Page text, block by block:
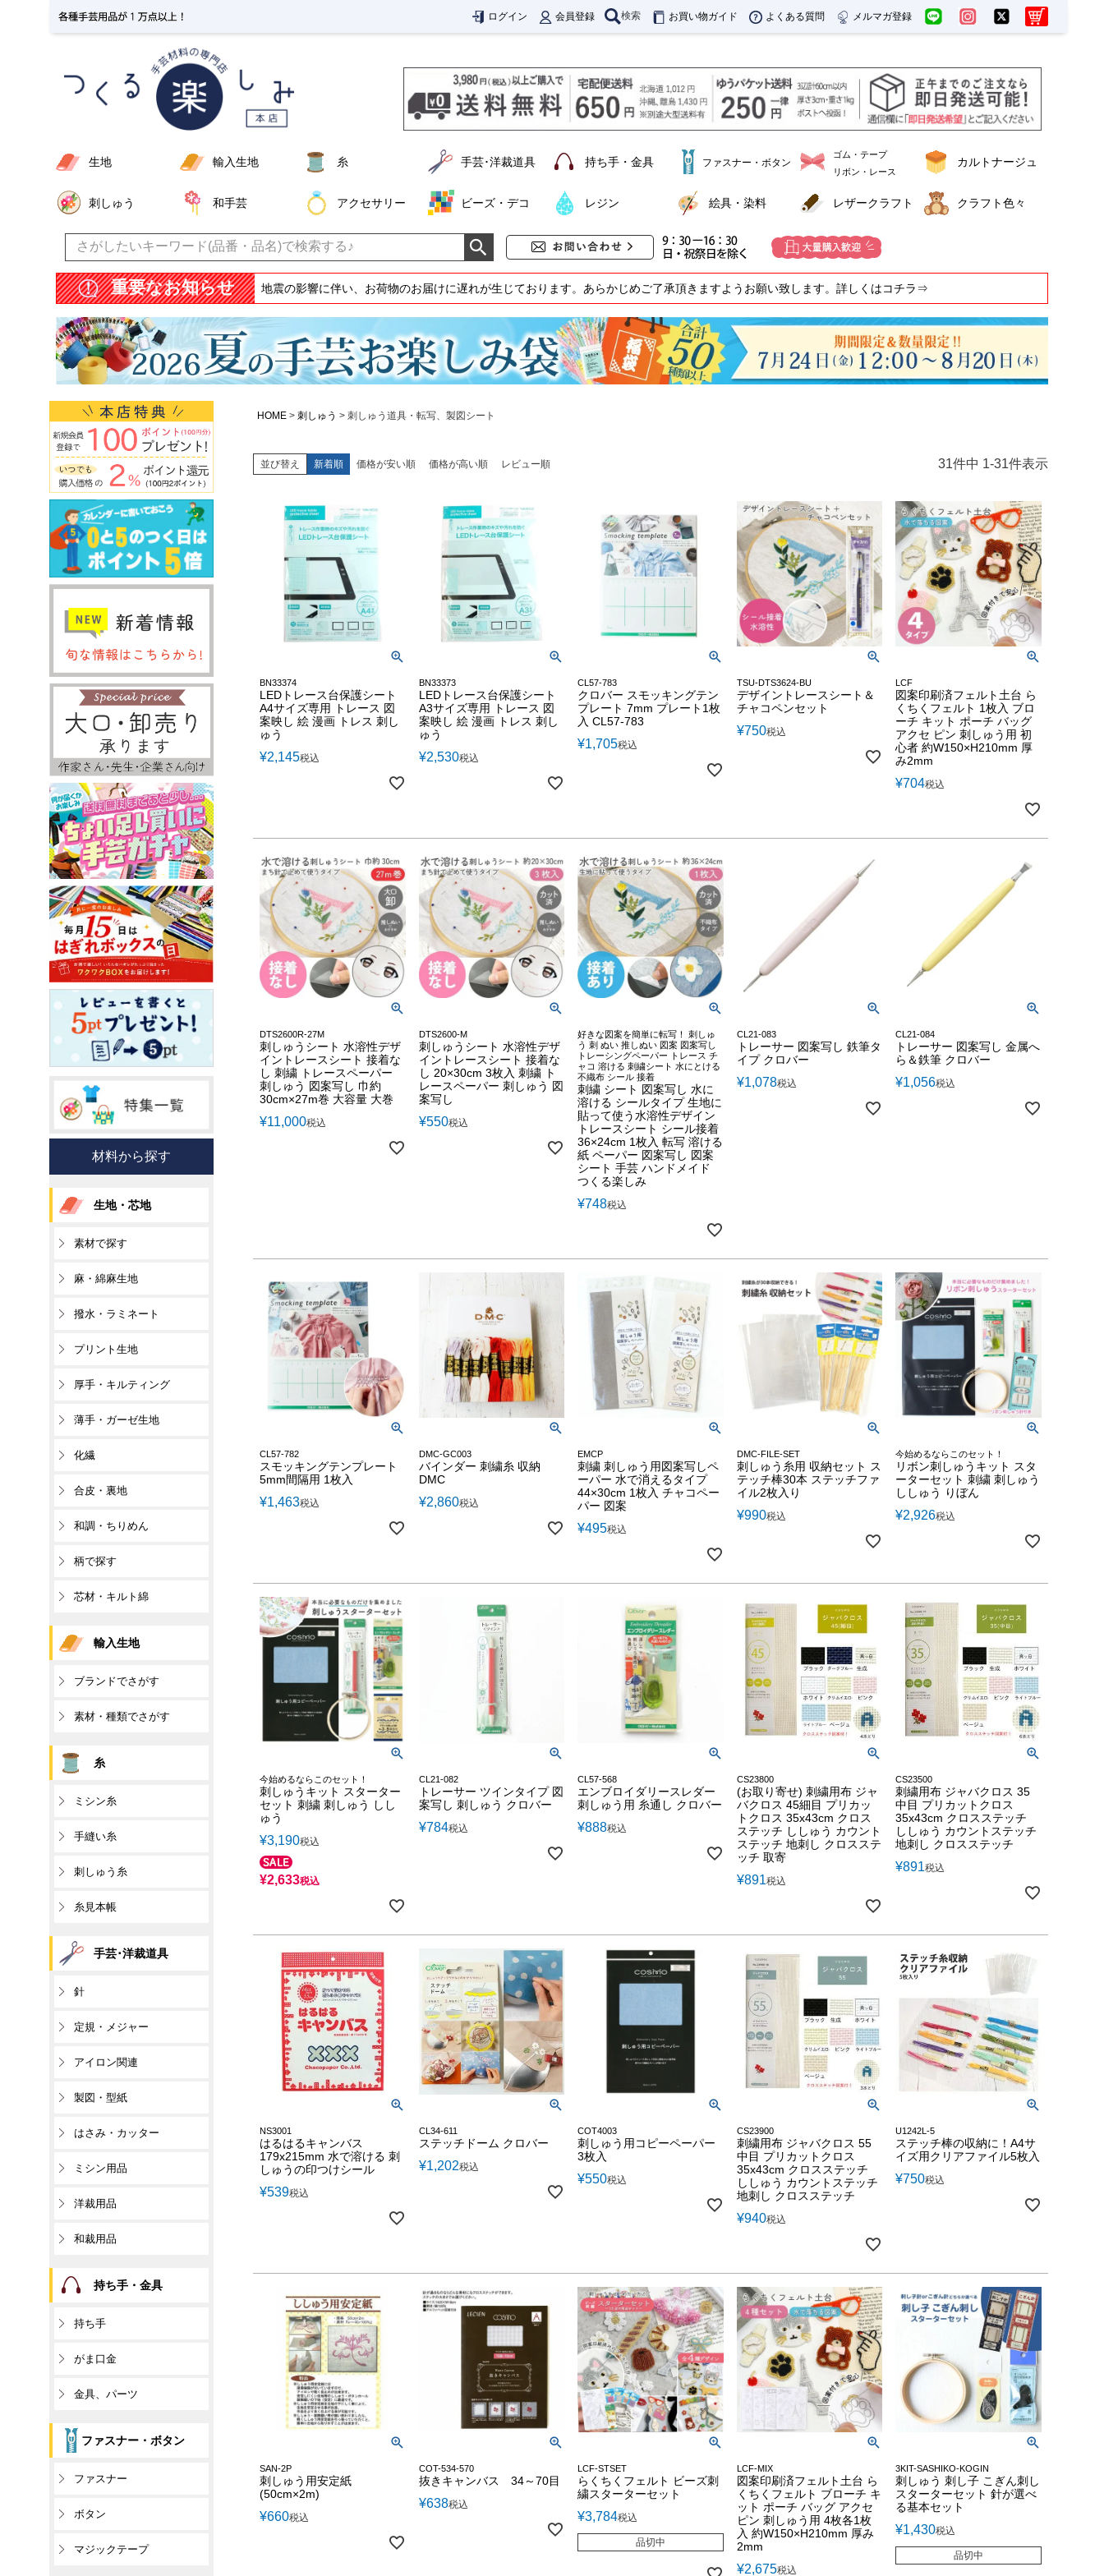
ログイン 会員登録 検索 お買い物ガイド よくある質問 メルマガ登録
生地 輸入生地 糸 手芸･洋裁道具 持ち手・金具 ファスナー・ボタン
ゴム・テープ
リボン・レース
カルトナージュ
刺しゅう 和手芸 アクセサリー ビーズ・デコ レジン 絵具・染料 レザークラフト クラフト色々
重要なお知らせ 地震の影響に伴い、お荷物のお届けに遅れが生じております。あらかじめご了承頂きますようお願い致します。詳しくはコチラ⇒
HOME 刺しゅう 刺しゅう道具・転写、製図シート
並び替え 新着順 価格が安い順 価格が高い順 レビュー順 31件中 1-31件表示
BN33374
LEDトレース台保護シート
A4サイズ専用 トレース 図
案映し 絵 漫画 トレス 刺し
ゅう
¥2,145税込
BN33373
LEDトレース台保護シート
A3サイズ専用 トレース 図
案映し 絵 漫画 トレス 刺し
ゅう
¥2,530税込
CL57-783
クロバー スモッキングテン
プレート 7mm プレート1枚
入 CL57-783
¥1,705税込
TSU-DTS3624-BU
デザイントレースシート＆
チャコペンセット
¥750税込
LCF
図案印刷済フェルト土台 ら
くちくフェルト 1枚入 ブロ
ーチ キット ポーチ バッグ
アクセ ピン 刺しゅう用 初
心者 約W150×H210mm 厚
み2mm
¥704税込
DTS2600R-27M
刺しゅうシート 水溶性デザ
イントレースシート 接着な
し 刺繍 トレースペーパー
刺しゅう 図案写し 巾約
30cm×27m巻 大容量 大巻
¥11,000税込
DTS2600-M
刺しゅうシート 水溶性デザ
イントレースシート 接着な
し 20×30cm 3枚入 刺繍 ト
レースペーパー 刺しゅう 図
案写し
¥550税込
好きな図案を簡単に転写！ 刺しゅ
う 刺 ぬい 推しぬい 図案 図案写し
トレーシングペーパー トレース チ
ャコ 溶ける 刺繍シート 水にとける
不織布 シール 接着
刺繍 シート 図案写し 水に
溶ける シールタイプ 生地に
貼って使う水溶性デザイン
トレースシート シール接着
36×24cm 1枚入 転写 溶ける
紙 ペーパー 図案写し 図案
シート 手芸 ハンドメイド
つくる楽しみ
¥748税込
CL21-083
トレーサー 図案写し 鉄筆タ
イプ クロバー
¥1,078税込
CL21-084
トレーサー 図案写し 金属へ
ら＆鉄筆 クロバー
¥1,056税込
CL57-782
スモッキングテンプレート
5mm間隔用 1枚入
¥1,463税込
DMC-GC003
バインダー 刺繍糸 収納
DMC
¥2,860税込
EMCP
刺繍 刺しゅう用図案写しペ
ーパー 水で消えるタイプ
44×30cm 1枚入 チャコペー
パー 図案
¥495税込
DMC-FILE-SET
刺しゅう糸用 収納セット ス
テッチ棒30本 ステッチファ
イル2枚入り
¥990税込
今始めるならこのセット！
リボン刺しゅうキット スタ
ーターセット 刺繍 刺しゅう
ししゅう りぼん
¥2,926税込
今始めるならこのセット！
刺しゅうキット スターター
セット 刺繍 刺しゅう しし
ゅう
¥3,190税込
¥2,633税込
CL21-082
トレーサー ツインタイプ 図
案写し 刺しゅう クロバー
¥784税込
CL57-568
エンブロイダリースレダー
刺しゅう用 糸通し クロバー
¥888税込
CS23800
(お取り寄せ) 刺繍用布 ジャ
バクロス 45細目 プリカッ
トクロス 35x43cm クロス
ステッチ ししゅう カウント
ステッチ 地刺し クロスステ
ッチ 取寄
¥891税込
CS23500
刺繍用布 ジャバクロス 35
中目 プリカットクロス
35x43cm クロスステッチ
ししゅう カウントステッチ
地刺し クロスステッチ
¥891税込
NS3001
はるはるキャンバス
179x215mm 水で溶ける 刺
しゅうの印つけシール
¥539税込
CL34-611
ステッチドーム クロバー
¥1,202税込
COT4003
刺しゅう用コピーペーパー
3枚入
¥550税込
CS23900
刺繍用布 ジャバクロス 55
中目 プリカットクロス
35x43cm クロスステッチ
ししゅう カウントステッチ
地刺し クロスステッチ
¥940税込
U1242L-5
ステッチ棒の収納に！A4サ
イズ用クリアファイル5枚入
¥750税込
SAN-2P
刺しゅう用安定紙
(50cm×2m)
¥660税込
COT-534-570
抜きキャンバス 34～70目
¥638税込
LCF-STSET
らくちくフェルト ビーズ刺
繍スターターセット
¥3,784税込
品切中
LCF-MIX
図案印刷済フェルト土台 ら
くちくフェルト ブローチ キ
ット ポーチ バッグ アクセ
ピン 刺しゅう用 4枚各1枚
入 約W150×H210mm 厚み
2mm
¥2,675税込
3KIT-SASHIKO-KOGIN
刺しゅう 刺し子 こぎん刺し
スターターセット 針が選べ
る基本セット
¥1,430税込
品切中
材料から探す
生地・芯地
素材で探す
麻・綿麻生地
撥水・ラミネート
プリント生地
厚手・キルティング
薄手・ガーゼ生地
化繊
合皮・裏地
和調・ちりめん
柄で探す
芯材・キルト綿
輸入生地
ブランドでさがす
素材・種類でさがす
糸
ミシン糸
手縫い糸
刺しゅう糸
糸見本帳
手芸･洋裁道具
針
定規・メジャー
アイロン関連
製図・型紙
はさみ・カッター
ミシン用品
洋裁用品
和裁用品
持ち手・金具
持ち手
がま口金
金具、パーツ
ファスナー・ボタン
ファスナー
ボタン
マジックテープ